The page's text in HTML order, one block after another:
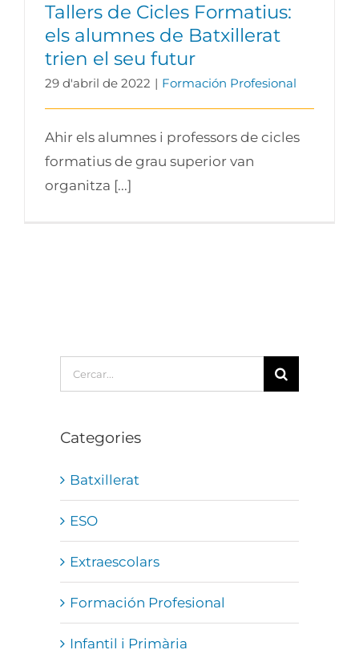
Tallers de Cicles Formatius:
els alumnes de Batxillerat
trien el seu futur
29 d'abril de 2022 | Formación Profesional
Ahir els alumnes i professors de cicles
formatius de grau superior van
organitza [...]
Cerca
…
Categories
Batxillerat
ESO
Extraescolars
Formación Profesional
Infantil i Primària